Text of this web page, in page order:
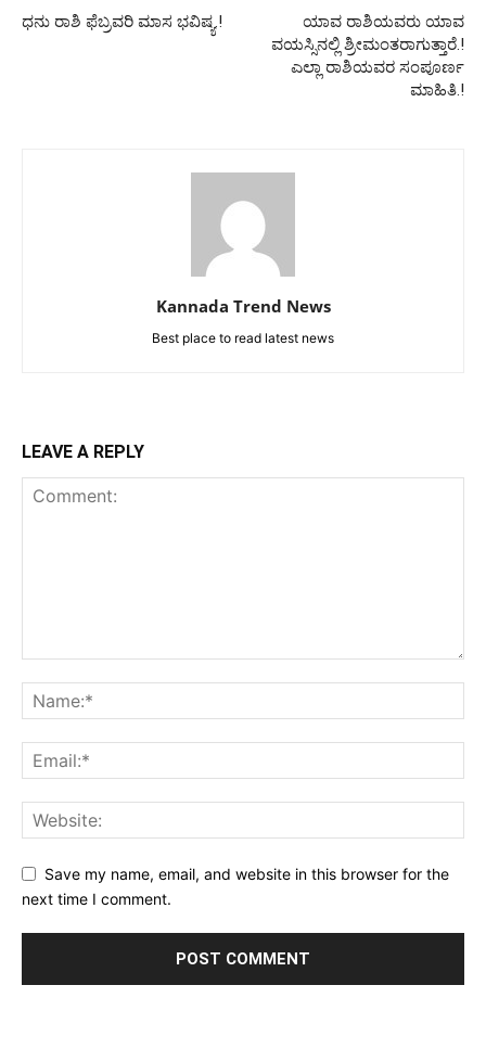
ಧನು ರಾಶಿ ಫೆಬ್ರವರಿ ಮಾಸ ಭವಿಷ್ಯ.!
ಯಾವ ರಾಶಿಯವರು ಯಾವ
ವಯಸ್ಸಿನಲ್ಲಿ ಶ್ರೀಮಂತರಾಗುತ್ತಾರೆ.!
ಎಲ್ಲಾ ರಾಶಿಯವರ ಸಂಪೂರ್ಣ
ಮಾಹಿತಿ.!
Kannada Trend News
Best place to read latest news
LEAVE A REPLY
Save my name, email, and website in this browser for the
next time I comment.